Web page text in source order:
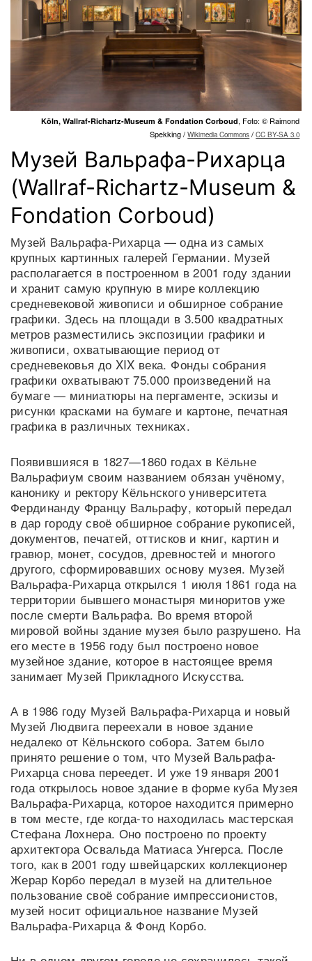
Köln, Wallraf-Richartz-Museum & Fondation Corboud, Foto: © Raimond
Spekking /Wikimedia Commons /CC BY-SA 3.0
Музей Вальрафа-Рихарца
(Wallraf-Richartz-Museum &
Fondation Corboud)
Музей Вальрафа-Рихарца — одна из самых
крупных картинных галерей Германии. Музей
располагается в построенном в 2001 году здании
и хранит самую крупную в мире коллекцию
средневековой живописи и обширное собрание
графики. Здесь на площади в 3.500 квадратных
метров разместились экспозиции графики и
живописи, охватывающие период от
средневековья до XIX века. Фонды собрания
графики охватывают 75.000 произведений на
бумаге — миниатюры на пергаменте, эскизы и
рисунки красками на бумаге и картоне, печатная
графика в различных техниках.
Появившияся в 1827—1860 годах в Кёльне
Вальрафиум своим названием обязан учёному,
канонику и ректору Кёльнского университета
Фердинанду Францу Вальрафу, который передал
в дар городу своё обширное собрание рукописей,
документов, печатей, оттисков и книг, картин и
гравюр, монет, сосудов, древностей и многого
другого, сформировавших основу музея. Музей
Вальрафа-Рихарца открылся 1 июля 1861 года на
территории бывшего монастыря миноритов уже
после смерти Вальрафа. Во время второй
мировой войны здание музея было разрушено. На
его месте в 1956 году был построено новое
музейное здание, которое в настоящее время
занимает Музей Прикладного Искусства.
А в 1986 году Музей Вальрафа-Рихарца и новый
Музей Людвига переехали в новое здание
недалеко от Кёльнского собора. Затем было
принято решение о том, что Музей Вальрафа-
Рихарца снова переедет. И уже 19 января 2001
года открылось новое здание в форме куба Музея
Вальрафа-Рихарца, которое находится примерно
в том месте, где когда-то находилась мастерская
Стефана Лохнера. Оно построено по проекту
архитектора Освальда Матиаса Унгерса. После
того, как в 2001 году швейцарских коллекционер
Жерар Корбо передал в музей на длительное
пользование своё собрание импрессионистов,
музей носит официальное название Музей
Вальрафа-Рихарца & Фонд Корбо.